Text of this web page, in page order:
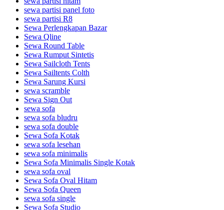
sewa partisi panel foto
sewa partisi R8
Sewa Perlengkapan Bazar
Sewa Qline
Sewa Round Table
Sewa Rumput Sintetis
Sewa Sailcloth Tents
Sewa Sailtents Colth
Sewa Sarung Kursi
sewa scramble
Sewa Sign Out
sewa sofa
sewa sofa bludru
sewa sofa double
Sewa Sofa Kotak
sewa sofa lesehan
sewa sofa minimalis
Sewa Sofa Minimalis Single Kotak
sewa sofa oval
Sewa Sofa Oval Hitam
Sewa Sofa Queen
sewa sofa single
Sewa Sofa Studio